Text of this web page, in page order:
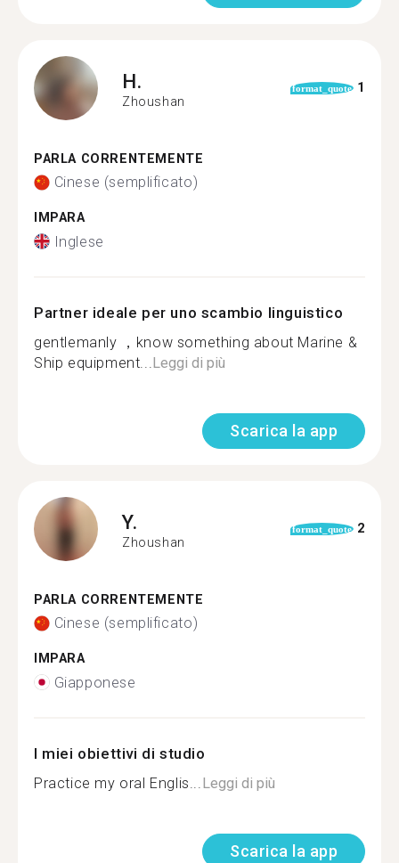
H.
Zhoushan
format_quote 1
PARLA CORRENTEMENTE
Cinese (semplificato)
IMPARA
Inglese
Partner ideale per uno scambio linguistico
gentlemanly ，know something about Marine &
Ship equipment... Leggi di più
Scarica la app
Y.
Zhoushan
format_quote 2
PARLA CORRENTEMENTE
Cinese (semplificato)
IMPARA
Giapponese
I miei obiettivi di studio
Practice my oral Englis... Leggi di più
Scarica la app